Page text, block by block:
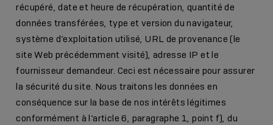
récupéré, date et heure de récupération, quantité de
données transférées, type et version du navigateur,
système d’exploitation utilisé, URL de provenance (le
site Web précédemment visité), adresse IP et le
fournisseur demandeur. Ceci est nécessaire pour assurer
la sécurité du site. Nous traitons les données en
conséquence sur la base de nos intérêts légitimes
conformément à l’article 6, paragraphe 1, point f), du